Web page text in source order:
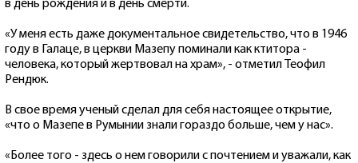
в день рождения и в день смерти.
«У меня есть даже документальное свидетельство, что в 1946
году в Галаце, в церкви Мазепу поминали как ктитора -
человека, который жертвовал на храм», - отметил Теофил
Рендюк.
В свое время ученый сделал для себя настоящее открытие,
«что о Мазепе в Румынии знали гораздо больше, чем у нас».
«Более того - здесь о нем говорили с почтением и уважали, как